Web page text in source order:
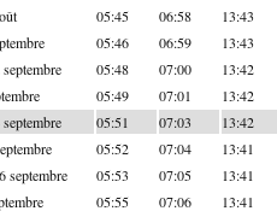
05:45 06:58 13:43
05:46 06:59 13:43
05:48 07:00 13:42
05:49 07:01 13:42
05:51 07:03 13:42
05:52 07:04 13:41
septembre 05:53 07:05 13:41
05:55 07:06 13:41